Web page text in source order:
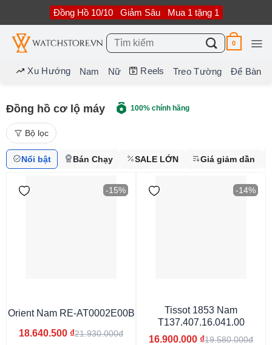
nội
dung
Đồng Hồ 10/10 Giảm Sâu Mua 1 tặng 1
Tìm
kiếm:
0
Xu Hướng Nam Nữ Reels Treo Tường Để Bàn
Đồng hồ cơ lộ máy 100% chính hãng
Bộ lọc
Nổi bật Bán Chạy SALE LỚN Giá giảm dần
-15%
Orient Nam RE-AT0002E00B
18.640.500 ₫21.930.000đ
-14%
Tissot 1853 Nam
T137.407.16.041.00
16.900.000 ₫19.580.000đ